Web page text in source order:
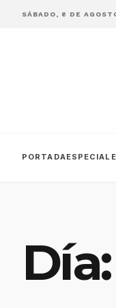
SÁBADO, 8 DE
PORTADA
Día: